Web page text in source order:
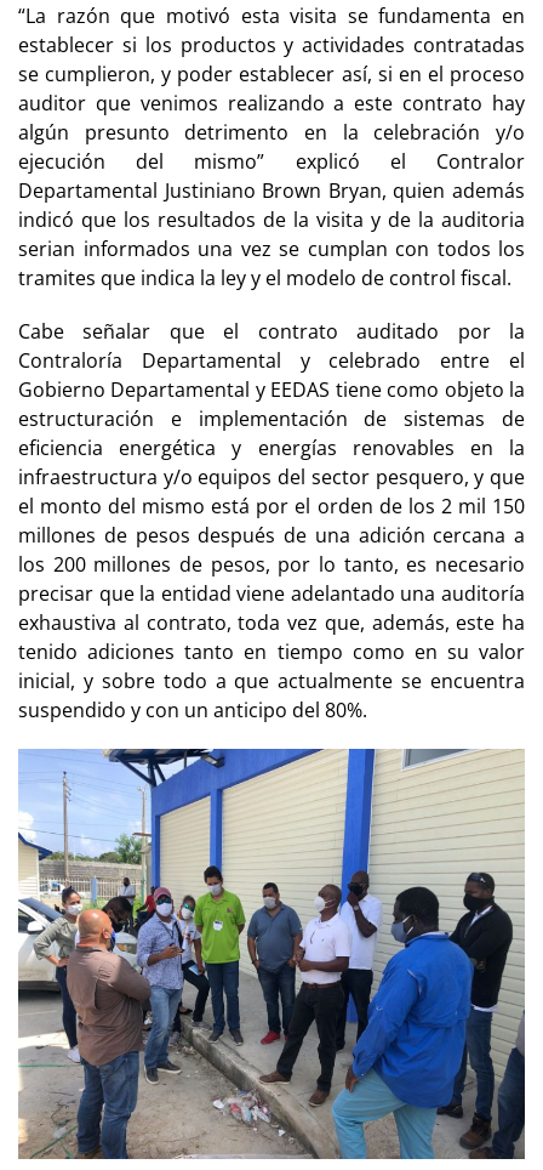
“La razón que motivó esta visita se fundamenta en
establecer si los productos y actividades contratadas
se cumplieron, y poder establecer así, si en el proceso
auditor que venimos realizando a este contrato hay
algún presunto detrimento en la celebración y/o
ejecución del mismo” explicó el Contralor
Departamental Justiniano Brown Bryan, quien además
indicó que los resultados de la visita y de la auditoria
serian informados una vez se cumplan con todos los
tramites que indica la ley y el modelo de control fiscal.
Cabe señalar que el contrato auditado por la
Contraloría Departamental y celebrado entre el
Gobierno Departamental y EEDAS tiene como objeto la
estructuración e implementación de sistemas de
eficiencia energética y energías renovables en la
infraestructura y/o equipos del sector pesquero, y que
el monto del mismo está por el orden de los 2 mil 150
millones de pesos después de una adición cercana a
los 200 millones de pesos, por lo tanto, es necesario
precisar que la entidad viene adelantado una auditoría
exhaustiva al contrato, toda vez que, además, este ha
tenido adiciones tanto en tiempo como en su valor
inicial, y sobre todo a que actualmente se encuentra
suspendido y con un anticipo del 80%.